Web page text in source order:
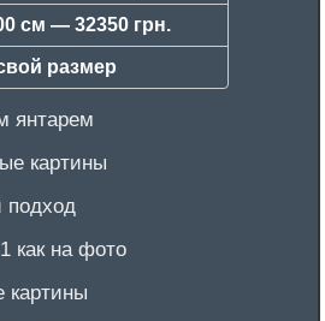
см — 32350 грн.
размер
янтарем
картины
подход
как на фото